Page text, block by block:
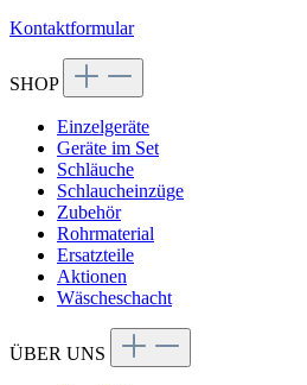
Kontaktformular
SHOP
Einzelgeräte
Geräte im Set
Schläuche
Schlaucheinzüge
Zubehör
Rohrmaterial
Ersatzteile
Aktionen
Wäscheschacht
ÜBER UNS